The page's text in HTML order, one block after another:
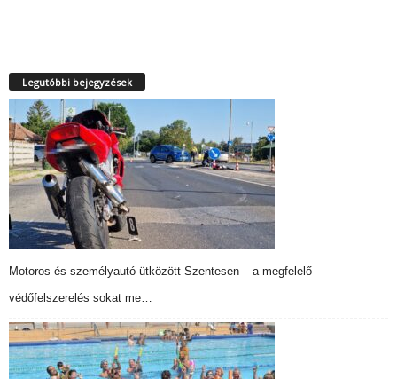
Legutóbbi bejegyzések
Motoros és személyautó ütközött Szentesen – a megfelelő
védőfelszerelés sokat me…